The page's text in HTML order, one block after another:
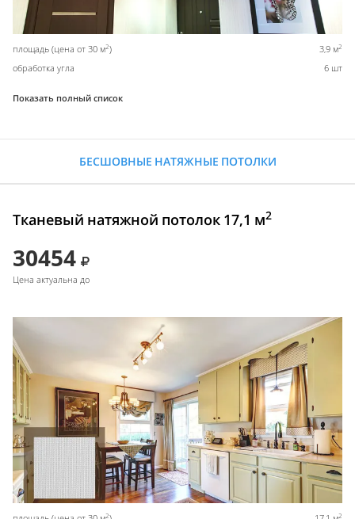
площадь (цена от 30 м2) 3,9 м2
обработка угла 6 шт
Показать полный список
БЕСШОВНЫЕ НАТЯЖНЫЕ ПОТОЛКИ
Тканевый натяжной потолок 17,1 м2
30454
Цена актуальна до
2 2